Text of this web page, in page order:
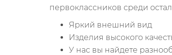
первоклассников среди
Яркий внешний вид
Изделия высокого
У нас вы найдете